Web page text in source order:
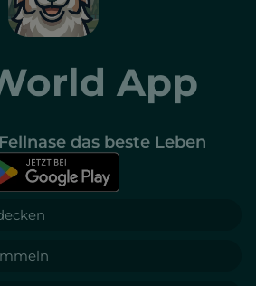
App
das beste Leben